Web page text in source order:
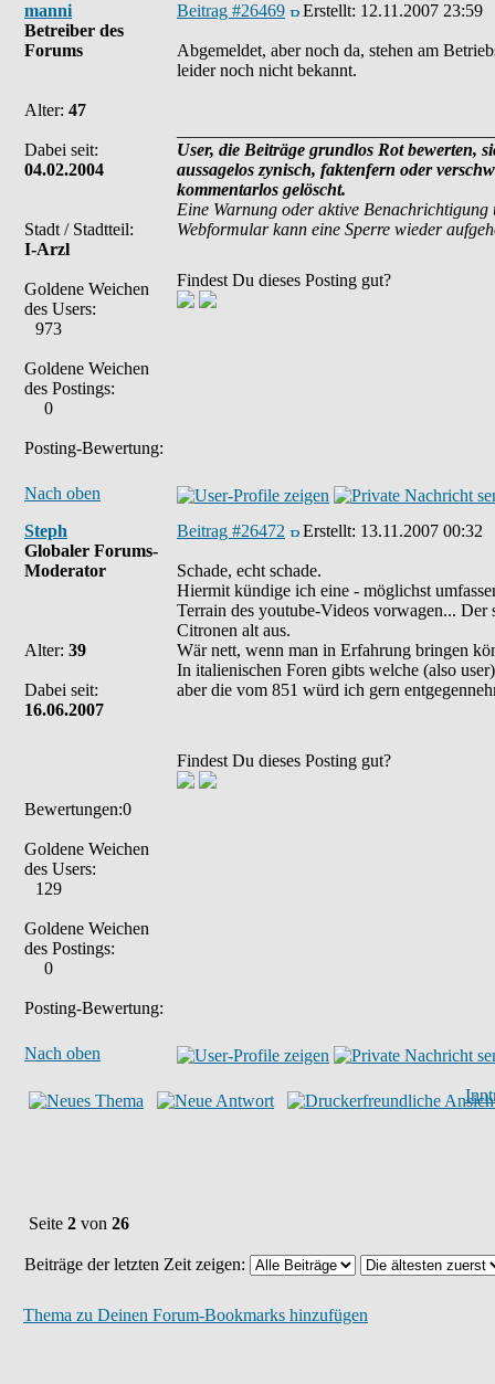
manni
Betreiber des
Forums
Alter: 47
Dabei seit:
04.02.2004
Stadt / Stadtteil:
I-Arzl
Goldene Weichen
des Users:
973
Goldene Weichen
des Postings:
0
Posting-Bewertung:
Beitrag #26469 Erstellt: 12.11.2007 23:59
Abgemeldet, aber noch da, stehen am
leider noch nicht bekannt.
User, die Beiträge grundlos Rot bewerten,
aussagelos zynisch, faktenfern oder
kommentarlos gelöscht.
Eine Warnung oder aktive
Webformular kann eine Sperre wieder
Findest Du dieses Posting gut?
Nach oben
Steph
Globaler Forums-
Moderator
Alter: 39
Dabei seit:
16.06.2007
Bewertungen:0
Goldene Weichen
des Users:
129
Goldene Weichen
des Postings:
0
Posting-Bewertung:
Beitrag #26472 Erstellt: 13.11.2007 00:32
Schade, echt schade.
Hiermit kündige ich eine - möglichst
Terrain des youtube-Videos vorwagen...
Citronen alt aus.
Wär nett, wenn man in Erfahrung bringen
In italienischen Foren gibts welche (also
aber die vom 851 würd ich gern
Findest Du dieses Posting gut?
Nach oben
Seite 2 von 26
Beiträge der letzten Zeit zeigen:
Thema zu Deinen Forum-Bookmarks hinzufügen